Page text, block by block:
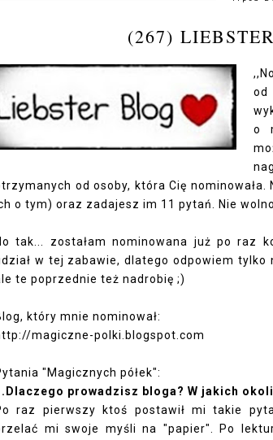
(267)
od
o
od osoby, która Cię
o tym) oraz zadajesz im 11 pytań. Nie
tak... zostałam nominowana już po raz
w tej zabawie, dlatego odpowiem
te poprzednie też nadrobię ;)
który mnie nominował:
magiczne-polki.blogspot.com
"Magicznych półek":
prowadzisz bloga? W jakich
raz pierwszy ktoś postawił mi takie
mi swoje myśli na "papier". Po